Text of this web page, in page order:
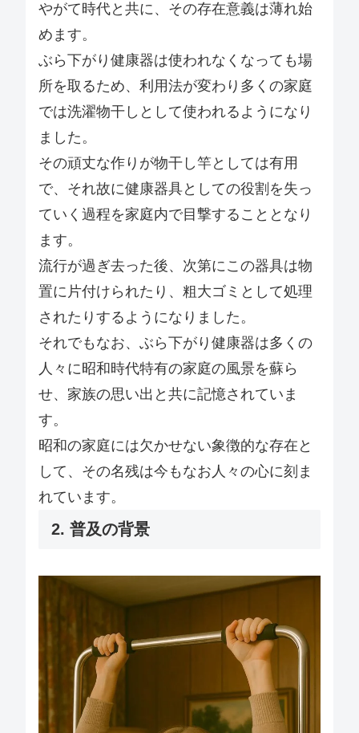
やがて時代と共に、その存在意義は薄れ始
めます。
ぶら下がり健康器は使われなくなっても場
所を取るため、利用法が変わり多くの家庭
では洗濯物干しとして使われるようになり
ました。
その頑丈な作りが物干し竿としては有用
で、それ故に健康器具としての役割を失っ
ていく過程を家庭内で目撃することとなり
ます。
流行が過ぎ去った後、次第にこの器具は物
置に片付けられたり、粗大ゴミとして処理
されたりするようになりました。
それでもなお、ぶら下がり健康器は多くの
人々に昭和時代特有の家庭の風景を蘇ら
せ、家族の思い出と共に記憶されていま
す。
昭和の家庭には欠かせない象徴的な存在と
して、その名残は今もなお人々の心に刻ま
れています。
2. 普及の背景